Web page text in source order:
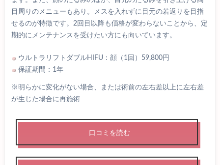
目周りのメニューもあり。メスを入れずに目元の若返りを目指
せるのが特徴です。2回目以降も価格が変わらないことから、定
期的にメンテナンスを受けたい方にも向いています。
ウルトラリフトダブルHIFU：顔（1回）59,800円
保証期間：1年
※明らかに変化がない場合、または術前の左右差以上に左右差
が生じた場合に再施術
口コミを読む